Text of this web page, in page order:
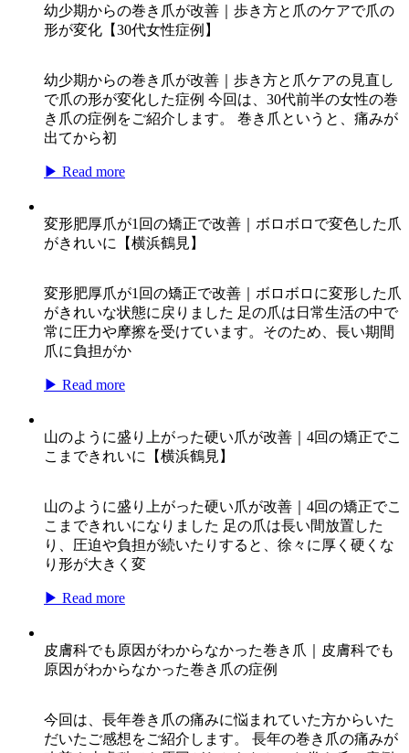
幼少期からの巻き爪が改善｜歩き方と爪のケアで爪の
形が変化【30代女性症例】
幼少期からの巻き爪が改善｜歩き方と爪ケアの見直し
で爪の形が変化した症例 今回は、30代前半の女性の巻
き爪の症例をご紹介します。 巻き爪というと、痛みが
出てから初
▶ Read more
変形肥厚爪が1回の矯正で改善｜ボロボロで変色した爪
がきれいに【横浜鶴見】
変形肥厚爪が1回の矯正で改善｜ボロボロに変形した爪
がきれいな状態に戻りました 足の爪は日常生活の中で
常に圧力や摩擦を受けています。そのため、長い期間
爪に負担がか
▶ Read more
山のように盛り上がった硬い爪が改善｜4回の矯正でこ
こまできれいに【横浜鶴見】
山のように盛り上がった硬い爪が改善｜4回の矯正でこ
こまできれいになりました 足の爪は長い間放置した
り、圧迫や負担が続いたりすると、徐々に厚く硬くな
り形が大きく変
▶ Read more
皮膚科でも原因がわからなかった巻き爪｜皮膚科でも
原因がわからなかった巻き爪の症例
今回は、長年巻き爪の痛みに悩まれていた方からいた
だいたご感想をご紹介します。 長年の巻き爪の痛みが